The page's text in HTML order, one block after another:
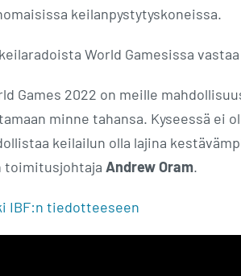
keilanpystytyskoneissa.
World Gamesissa
Games 2022 on meille
minne tahansa. Kyseessä ei
keilailun olla lajina
toimitusjohtaja Andrew Oram.
IBF:n tiedotteeseen